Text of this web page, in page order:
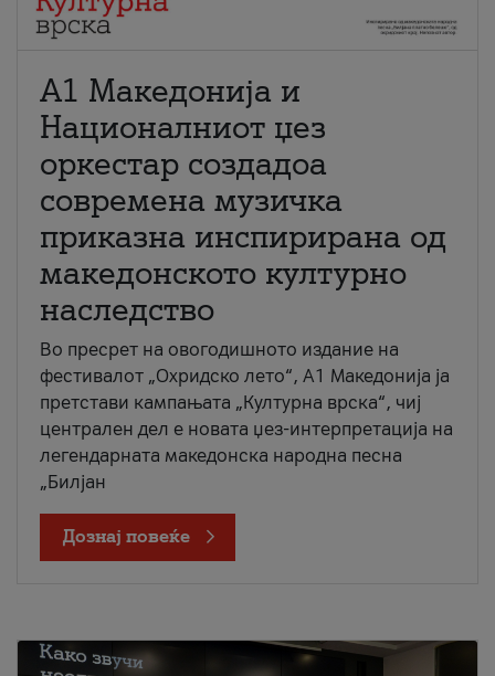
А1 Македонија и
Националниот џез
оркестар создадоа
современа музичка
приказна инспирирана од
македонското културно
наследство
Во пресрет на овогодишното издание на
фестивалот „Охридско лето“, А1 Македонија ја
претстави кампањата „Културна врска“, чиј
централен дел е новата џез-интерпретација на
легендарната македонска народна песна
„Билјан
Дознај повеќе